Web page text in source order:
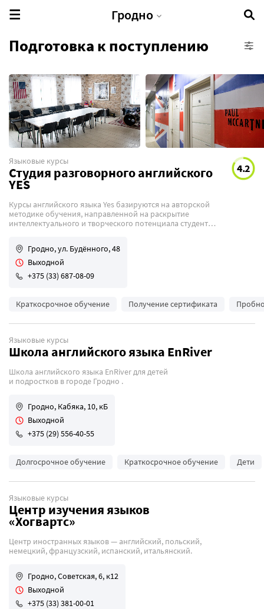
Гродно
IT-школы
Бизнес-курсы
Бьюти-курсы
Кулинарные курсы
Профессиональные курсы
Развивающие курсы
Творческие курсы
Языковые курсы
Подготовка к поступлению
4.2
Языковые курсы
Студия разговорного английского
YES
Курсы английского языка Yes базируются на авторской
методике обучения, направленной на раскрытие
интеллектуального и творческого потенциала студентов
Гродно, ул. Будённого, 48
Выходной
+375 (33) 687-08-09
Краткосрочное обучение Получение сертификата
Языковые курсы
Школа английского языка EnRiver
Школа английского языка EnRiver для детей
и подростков в городе Гродно .
Гродно, Кабяка, 10, кБ
Выходной
+375 (29) 556-40-55
Долгосрочное обучение Краткосрочное обучение Дети
Языковые курсы
Центр изучения языков
«Хогвартс»
Центр иностранных языков — английский, польский,
немецкий, французский, испанский, итальянский.
Гродно, Советская, 6, к12
Выходной
+375 (33) 381-00-01